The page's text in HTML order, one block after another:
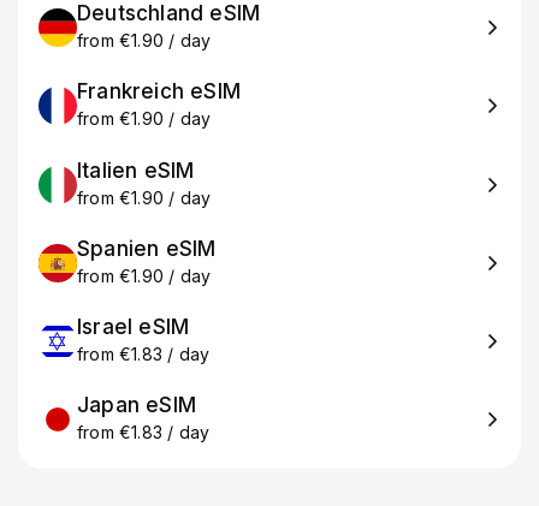
Deutschland eSIM
from €1.90 / day
Frankreich eSIM
from €1.90 / day
Italien eSIM
from €1.90 / day
Spanien eSIM
from €1.90 / day
Israel eSIM
from €1.83 / day
Japan eSIM
from €1.83 / day